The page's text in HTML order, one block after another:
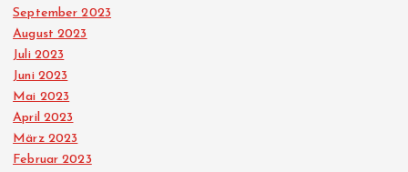
September 2023
August 2023
Juli 2023
Juni 2023
Mai 2023
April 2023
März 2023
Februar 2023